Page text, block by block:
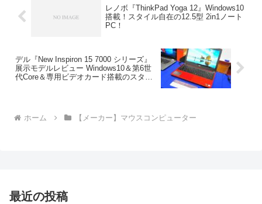
レノボ『ThinkPad Yoga 12』Windows10
搭載！スタイル自在の12.5型 2in1ノート
PC！
デル『New Inspiron 15 7000 シリーズ』
展示モデルレビュー Windows10＆第6世
代Core＆専用ビデオカード搭載のスタン
ホーム 【メーカー】マウスコンピューター
最近の投稿